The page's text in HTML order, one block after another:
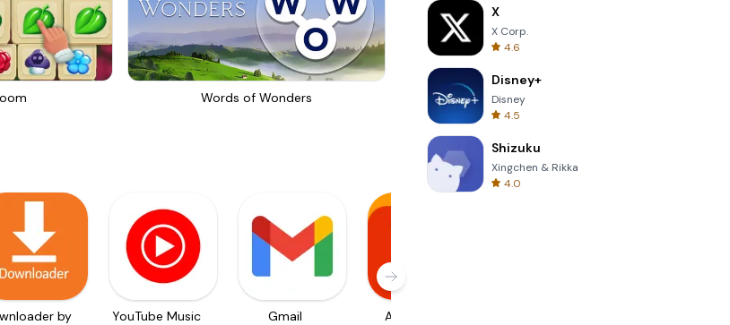
Words of Wonders Cut The Rope
by
YouTube Music Gmail AliExpress
X
X Corp.
4.6
Disney+
Disney
4.5
Shizuku
Xingchen & Rikka
4.0